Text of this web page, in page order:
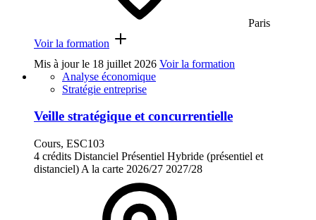
Paris
Voir la formation
Mis à jour le 18 juillet 2026 Voir la formation
Analyse économique
Stratégie entreprise
Veille stratégique et concurrentielle
Cours, ESC103
4 crédits Distanciel Présentiel Hybride (présentiel et
distanciel) A la carte 2026/27 2027/28